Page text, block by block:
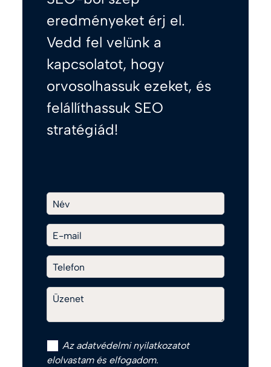
eredményeket érj el.
Vedd fel velünk a
kapcsolatot, hogy
orvosolhassuk ezeket, és
felállíthassuk SEO
stratégiád!
Név
E-mail
Telefon
Üzenet
Az adatvédelmi nyilatkozatot
elolvastam és elfogadom.